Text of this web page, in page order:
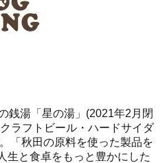
銭湯「星の湯」(2021年2月閉
ラフトビール・ハードサイダ
「秋田の原料を使った製品を
生と食卓をもっと豊かにした